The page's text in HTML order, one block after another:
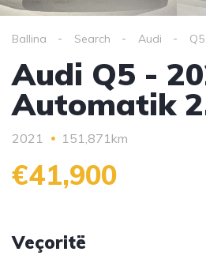
Ballina Search Audi Q5
Audi Q5 -
Automatik
2021 151,871km
€41,900
Veçoritë